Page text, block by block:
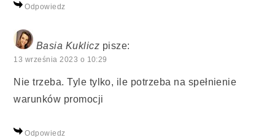
Odpowiedz
Basia Kuklicz pisze:
13 września 2023 o 10:29
Nie trzeba. Tyle tylko, ile potrzeba na spełnienie
warunków promocji
Odpowiedz